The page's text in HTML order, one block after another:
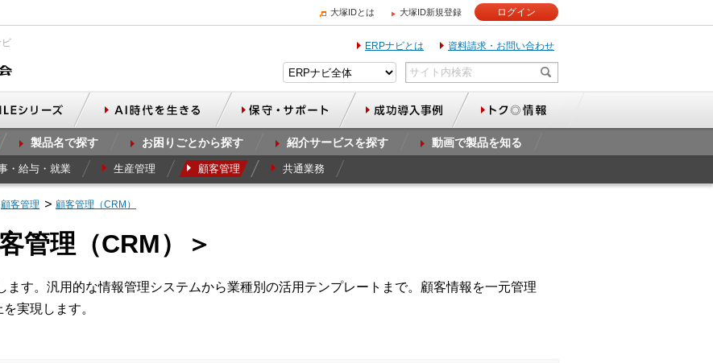
大塚IDとは 大塚ID新規登録 ログイン
ERPナビとは 資料請求・お問い合わせ
製品名で探す お困りごとから探す 紹介サービスを探す 動画で製品を知る
・給与・就業 生産管理 顧客管理 共通業務
顧客管理 顧客管理（CRM）
管理（CRM）＞
ます。汎用的な情報管理システムから業種別の活用テンプレートまで。顧客情報を一元管理
実現します。